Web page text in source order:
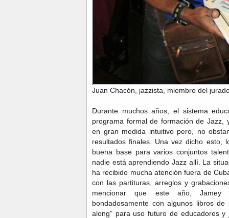
Juan Chacón, jazzista, miembro del
Durante muchos años, el sistema
programa formal de formación de Jazz,
en gran medida intuitivo pero, no
resultados finales. Una vez dicho esto,
buena base para varios conjuntos
nadie está aprendiendo Jazz allí. La
ha recibido mucha atención fuera de
con las partituras, arreglos y
mencionar que este año, Jamey
bondadosamente con algunos libros
along" para uso futuro de educadores